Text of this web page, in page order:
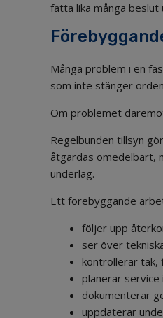
fatta lika många
Många problem i en
som inte stänger
Om problemet
Regelbunden tillsyn
åtgärdas omedelbart,
underlag.
Ett förebyggande
följer upp
ser över
kontrollerar tak,
planerar
dokumenterar
uppdaterar